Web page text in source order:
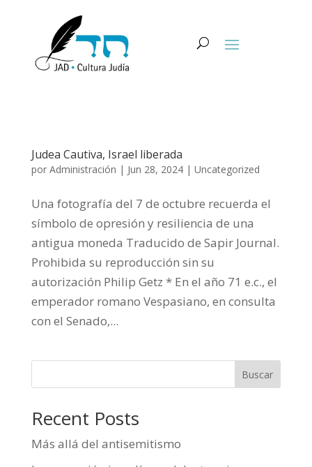
Judea Cautiva, Israel liberada
por Administración | Jun 28, 2024| Uncategorized
Una fotografía del 7 de octubre recuerda el
símbolo de opresión y resiliencia de una
antigua moneda Traducido de Sapir Journal.
Prohibida su reproducción sin su
autorización Philip Getz * En el año 71 e.c., el
emperador romano Vespasiano, en consulta
con el Senado,...
Buscar
Recent Posts
Más allá del antisemitismo